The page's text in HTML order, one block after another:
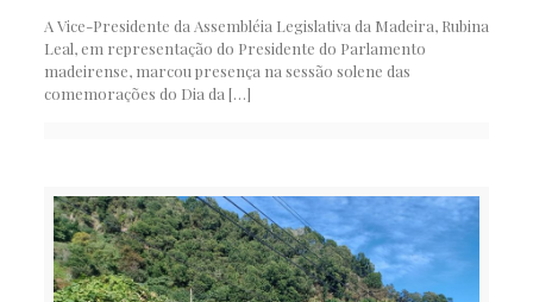
A Vice-Presidente da Assembléia Legislativa da Madeira, Rubina
Leal, em representação do Presidente do Parlamento
madeirense, marcou presença na sessão solene das
comemorações do Dia da […]